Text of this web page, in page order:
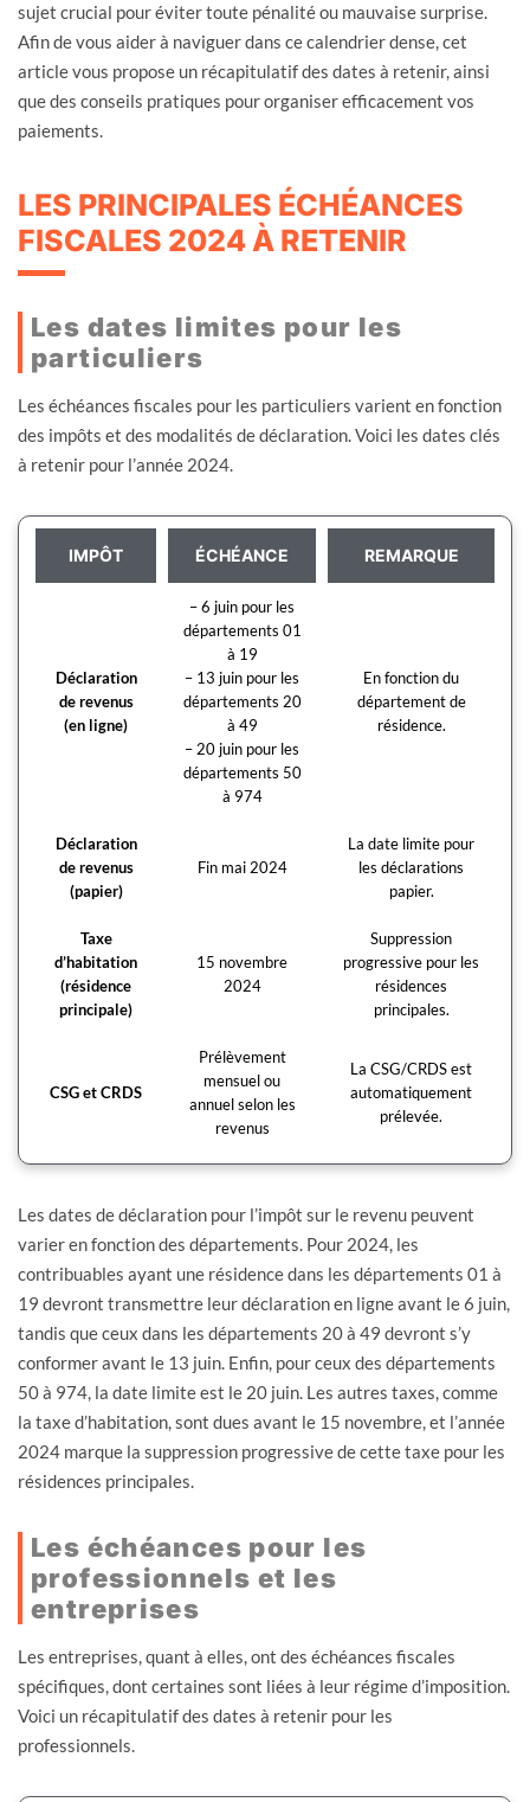
sujet crucial pour éviter toute pénalité ou mauvaise surprise.
Afin de vous aider à naviguer dans ce calendrier dense, cet
article vous propose un récapitulatif des dates à retenir, ainsi
que des conseils pratiques pour organiser efficacement vos
paiements.
LES PRINCIPALES ÉCHÉANCES
FISCALES 2024 À RETENIR
Les dates limites pour les
particuliers
Les échéances fiscales pour les particuliers varient en fonction
des impôts et des modalités de déclaration. Voici les dates clés
à retenir pour l’année 2024.
IMPÔT ÉCHÉANCE REMARQUE
Déclaration
de revenus
(en ligne)
– 6 juin pour les
départements 01
à 19
– 13 juin pour les
départements 20
à 49
– 20 juin pour les
départements 50
à 974
En fonction du
département de
résidence.
Déclaration
de revenus
(papier)
Fin mai 2024
La date limite pour
les déclarations
papier.
Taxe
d’habitation
(résidence
principale)
15 novembre
2024
Suppression
progressive pour les
résidences
principales.
CSG et CRDS
Prélèvement
mensuel ou
annuel selon les
revenus
La CSG/CRDS est
automatiquement
prélevée.
Les dates de déclaration pour l’impôt sur le revenu peuvent
varier en fonction des départements. Pour 2024, les
contribuables ayant une résidence dans les départements 01 à
19 devront transmettre leur déclaration en ligne avant le 6 juin,
tandis que ceux dans les départements 20 à 49 devront s’y
conformer avant le 13 juin. Enfin, pour ceux des départements
50 à 974, la date limite est le 20 juin. Les autres taxes, comme
la taxe d’habitation, sont dues avant le 15 novembre, et l’année
2024 marque la suppression progressive de cette taxe pour les
résidences principales.
Les échéances pour les
professionnels et les
entreprises
Les entreprises, quant à elles, ont des échéances fiscales
spécifiques, dont certaines sont liées à leur régime d’imposition.
Voici un récapitulatif des dates à retenir pour les
professionnels.